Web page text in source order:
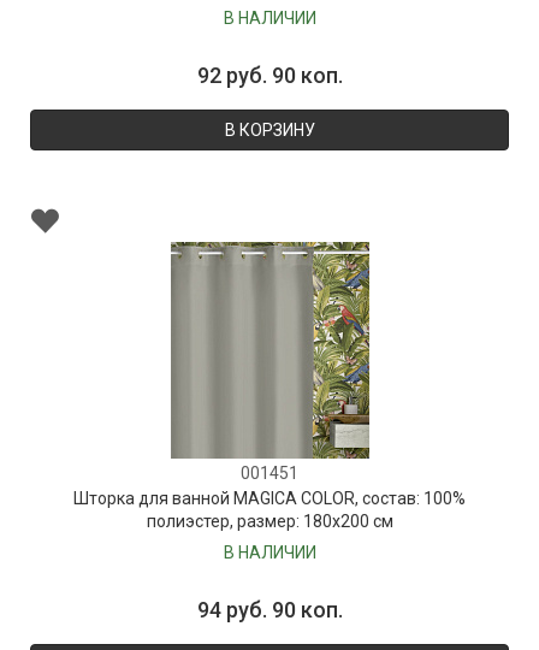
В НАЛИЧИИ
92 руб. 90 коп.
В КОРЗИНУ
001451
Шторка для ванной MAGICA COLOR, состав: 100%
полиэстер, размер: 180х200 см
В НАЛИЧИИ
94 руб. 90 коп.